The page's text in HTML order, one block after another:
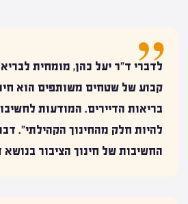
לדברי ד"ר יעל כהן, מומחית
קבוע של שטחים משותפים הוא
בריאות הדיירים. המודעות
להיות חלק מהחינוך הקהילתי".
החשיבות של חינוך הציבור בנושא